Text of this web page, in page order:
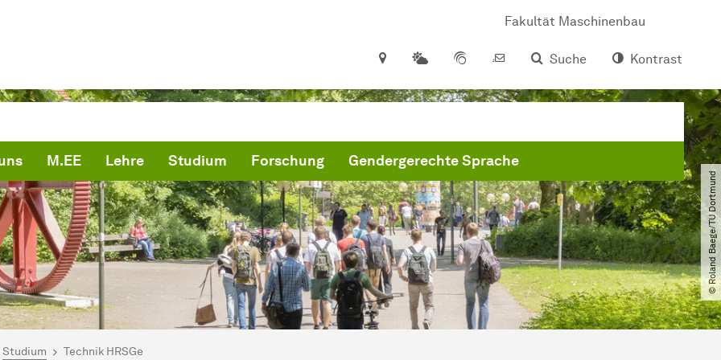
Fakultät Maschinenbau
Suche
Kontrast
M.EE Lehre Studium Forschung Gendergerechte Sprache
© Roland Baege​/​TU Dortmund
hier:
Studium Technik HRSGe